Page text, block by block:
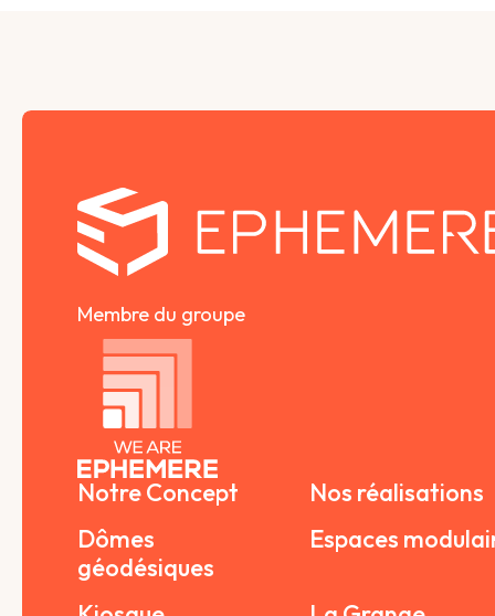
Membre du groupe
Notre Concept
Nos réalisations
Dômes
géodésiques
Espaces